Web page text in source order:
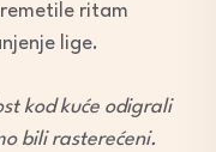
ritam
lige.
kod kuće odigrali
bili rasterećeni.